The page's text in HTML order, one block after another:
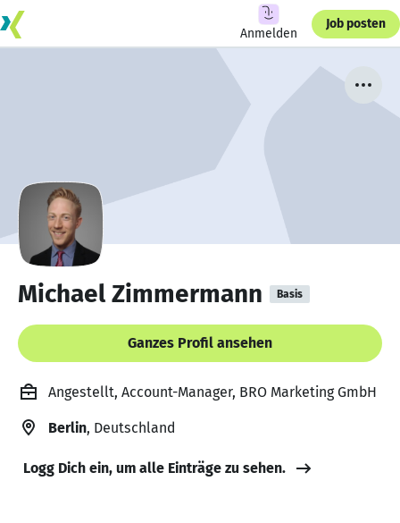
Anmelden
Job posten
Michael Zimmermann Basis
Ganzes Profil ansehen
Angestellt, Account-Manager, BRO Marketing GmbH
Berlin, Deutschland
Logg Dich ein, um alle Einträge zu sehen.